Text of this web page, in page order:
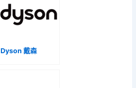
Dyson 戴森